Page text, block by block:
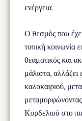
ενέργεια.
Ο θεσμός που
τοπική κοινωνία
θεαματικός και
μάλιστα, αλλάζει
καλοκαιριού,
Κορδελιού στο